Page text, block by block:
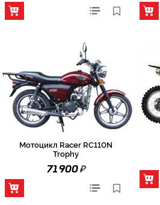
Мотоцикл Racer RC110N
Trophy
71 900₽